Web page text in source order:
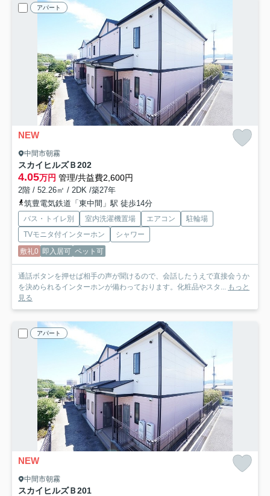
アパート
NEW
中間市朝霧
スカイヒルズＢ202
4.05万円 管理/共益費2,600円
2階 / 52.26㎡ / 2DK /築27年
筑豊電気鉄道「東中間」駅 徒歩14分
バス・トイレ別 室内洗濯機置場 エアコン
駐輪場
TVモニタ付インターホン
シャワー
敷礼0 即入居可 ペット可
通話ボタンを押せば相手の声が聞けるので、会話したうえで直接会うか
を決められるインターホンが備わっております。化粧品やスタ... もっと
見る
アパート
NEW
中間市朝霧
スカイヒルズＢ201